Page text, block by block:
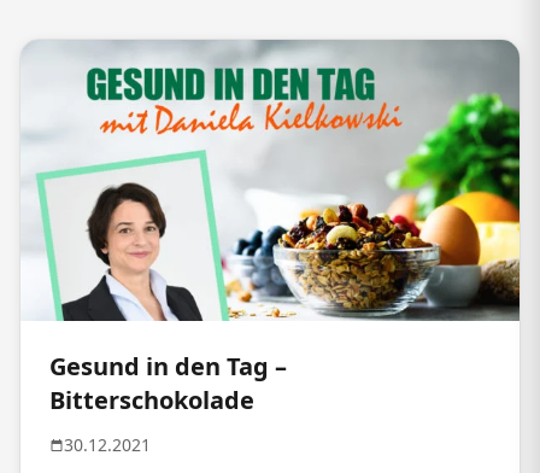
Gesund in den Tag –
Bitterschokolade
30.12.2021